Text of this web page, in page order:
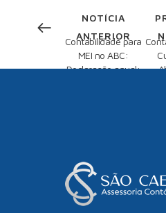
NOTÍCIA
ANTERIOR
Contabilidade para
MEI no ABC:
Declaração anual: